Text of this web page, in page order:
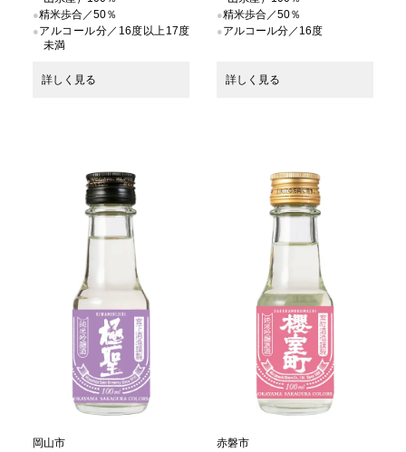
精米歩合／50％
アルコール分／16度以上17度
未満
詳しく見る
精米歩合／50％
アルコール分／16度
詳しく見る
岡山市 赤磐市